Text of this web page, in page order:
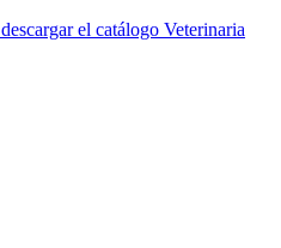
descargar el catálogo Veterinaria